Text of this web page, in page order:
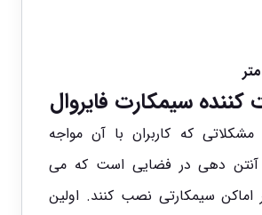
کننده سیمکارت فایروال
که کاربران با آن مواجه
آنتن دهی در فضایی است که می
اماکن سیمکارتی نصب کنند. اولین